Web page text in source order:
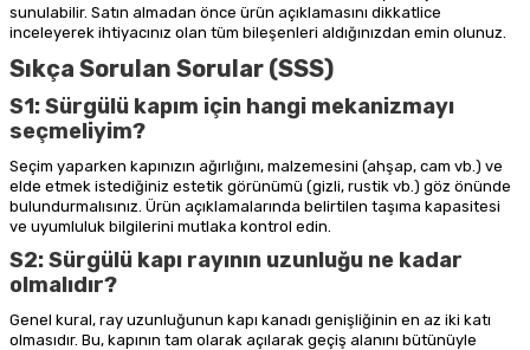
sunulabilir. Satın almadan önce ürün açıklamasını dikkatlice
inceleyerek ihtiyacınız olan tüm bileşenleri aldığınızdan emin olunuz.
Sıkça Sorulan Sorular (SSS)
S1: Sürgülü kapım için hangi mekanizmayı
seçmeliyim?
Seçim yaparken kapınızın ağırlığını, malzemesini (ahşap, cam vb.) ve
elde etmek istediğiniz estetik görünümü (gizli, rustik vb.) göz önünde
bulundurmalısınız. Ürün açıklamalarında belirtilen taşıma kapasitesi
ve uyumluluk bilgilerini mutlaka kontrol edin.
S2: Sürgülü kapı rayının uzunluğu ne kadar
olmalıdır?
Genel kural, ray uzunluğunun kapı kanadı genişliğinin en az iki katı
olmasıdır. Bu, kapının tam olarak açılarak geçiş alanını bütünüyle